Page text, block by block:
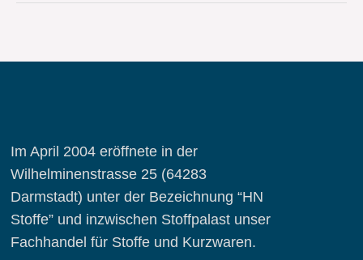
Im April 2004 eröffnete in der
Wilhelminenstrasse 25 (64283
Darmstadt) unter der Bezeichnung “HN
Stoffe” und inzwischen Stoffpalast unser
Fachhandel für Stoffe und Kurzwaren.